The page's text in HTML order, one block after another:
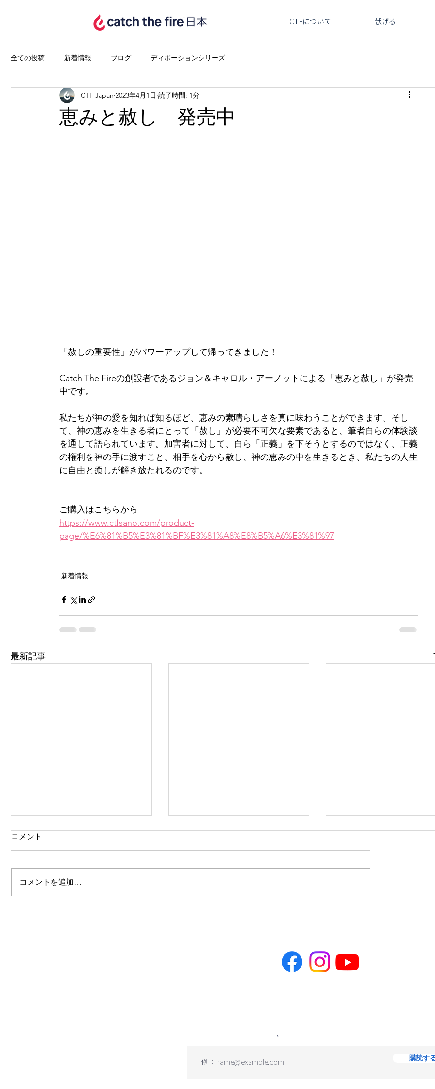
CTFについて 献げる
全ての投稿 新着情報 ブログ ディボーションシリーズ
恵みと赦し 発売中
CTF Japan 2023年4月1日 読了時間: 1分
「赦しの重要性」がパワーアップして帰ってきました！
Catch The Fireの創設者であるジョン＆キャロル・アーノットによる「恵みと赦し」が発売
中です。
私たちが神の愛を知れば知るほど、恵みの素晴らしさを真に味わうことができます。そし
て、神の恵みを生きる者にとって「赦し」が必要不可欠な要素であると、筆者自らの体験談
を通して語られています。加害者に対して、自ら「正義」を下そうとするのではなく、正義
の権利を神の手に渡すこと、相手を心から赦し、神の恵みの中を生きるとき、私たちの人生
に自由と癒しが解き放たれるのです。
ご購入はこちらから
https://www.ctfsano.com/product-
page/%E6%81%B5%E3%81%BF%E3%81%A8%E8%B5%A6%E3%81%97
新着情報
最新記事
Family Conference 2025
能登半島・お米を届けるプロ
日本ミッション：賛美
コメント
コメントを追加…
購読す